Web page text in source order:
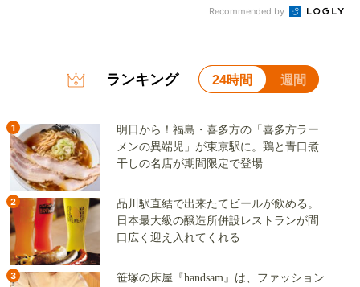
Recommended by
ランキング 24時間 週間
1
明日から！福島・喜多方の「喜多方ラー
メンの異端児」が東京駅に。鶏と青口煮
干しの名店が期間限定で登場
2
品川駅直結で出来たてビールが飲める。
日本最大級の醸造所併設レストランが間
口広く迎え入れてくれる
3
笹塚の床屋『handsam』は、ファッション